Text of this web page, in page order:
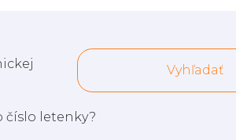
Vyhľadať
číslo letenky?